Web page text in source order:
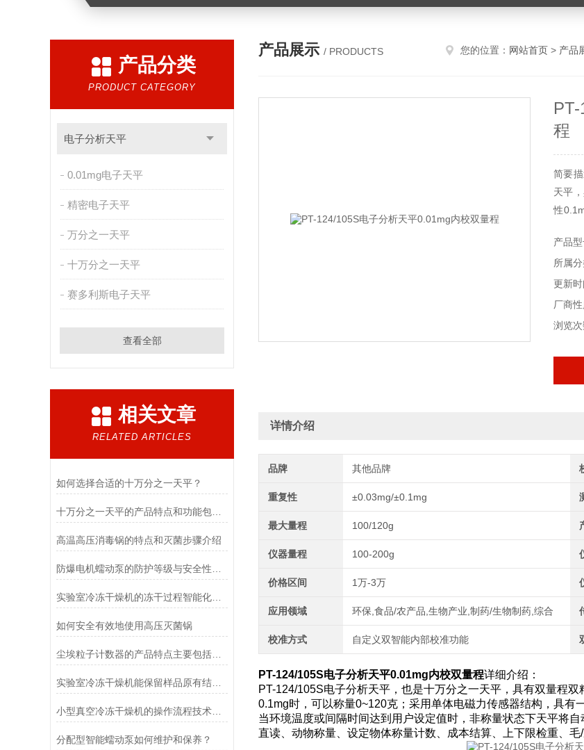
产品分类
PRODUCT CATEGORY
电子分析天平
0.01mg电子天平
精密电子天平
万分之一天平
十万分之一天平
赛多利斯电子天平
查看全部
相关文章
RELATED ARTICLES
如何选择合适的十万分之一天平？
十万分之一天平的产品特点和功能包括哪些
高温高压消毒锅的特点和灭菌步骤介绍
实验室冷冻干燥机的冻干过程智能化功能和基本操作流程
如何安全有效地使用高压灭菌锅
尘埃粒子计数器的产品特点主要包括哪些？
实验室冷冻干燥机能保留样品原有结构和活性
小型真空冷冻干燥机的操作流程技术详解
分配型智能蠕动泵如何维护和保养？
产品展示 / PRODUCTS 您的位置： 网站首页 > 产品
程
简要
天平
性
间达
产品型
所属
更新
厂商
浏览
详情介绍
品牌 其他品牌
重复性 ±0.03mg/±0.1mg
最大量程 100/120g
仪器量程 100-200g
价格区间 1万-3万
应用领域 环保,食品/农产品,生物产业,制药/生物制药,综合
校准方式 自定义双智能内部校准功能
PT-124/105S电子分析天平0.01mg内校双量程详细介绍：
PT-124/105S电子分析天平，也是十万分之一天平，具有双量程
0.1mg时，可以称量0~120克；采用单体电磁力传感器结构，具有
当环境温度或间隔时间达到用户设定值时，非称量状态下天平将
直读、动物称量、设定物体称量计数、成本结算、上下限检重、毛